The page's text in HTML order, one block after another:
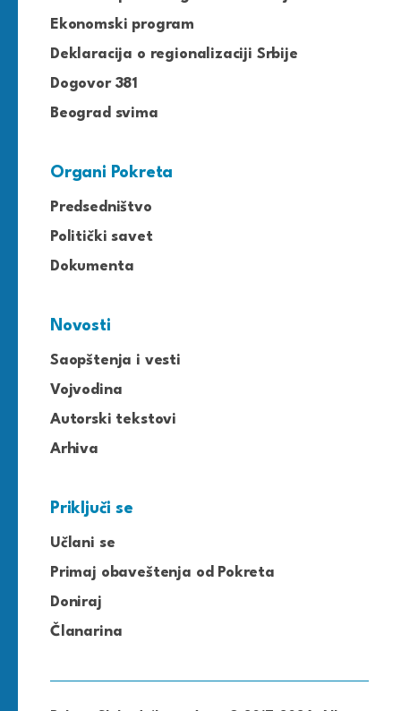
Ekonomski program
Deklaracija o regionalizaciji Srbije
Dogovor 381
Beograd svima
Organi Pokreta
Predsedništvo
Politički savet
Dokumenta
Novosti
Saopštenja i vesti
Vojvodina
Autorski tekstovi
Arhiva
Priključi se
Učlani se
Primaj obaveštenja od Pokreta
Doniraj
Članarina